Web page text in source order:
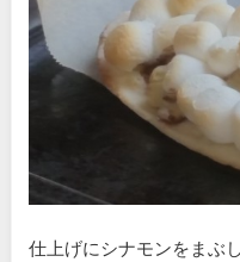
仕上げにシナモンをまぶ